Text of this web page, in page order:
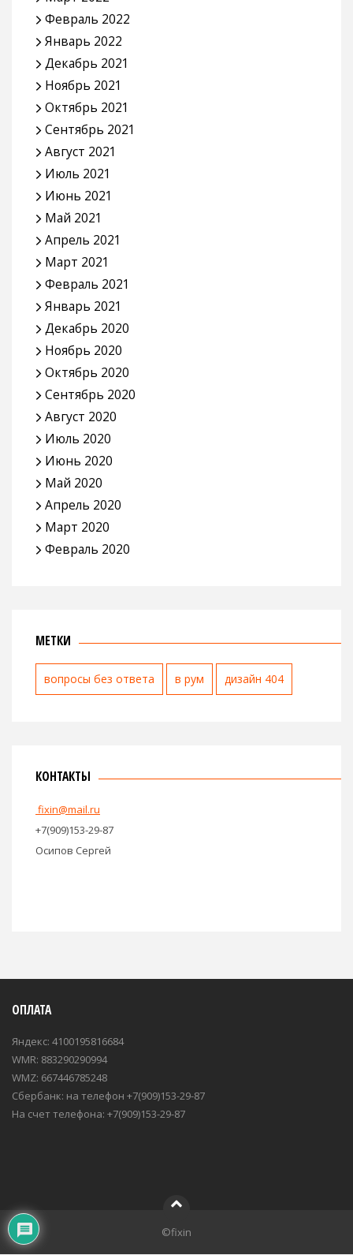
Февраль 2022
Январь 2022
Декабрь 2021
Ноябрь 2021
Октябрь 2021
Сентябрь 2021
Август 2021
Июль 2021
Июнь 2021
Май 2021
Апрель 2021
Март 2021
Февраль 2021
Январь 2021
Декабрь 2020
Ноябрь 2020
Октябрь 2020
Сентябрь 2020
Август 2020
Июль 2020
Июнь 2020
Май 2020
Апрель 2020
Март 2020
Февраль 2020
МЕТКИ
вопросы без ответа в рум дизайн 404
КОНТАКТЫ
fixin@mail.ru
+7(909)153-29-87
Осипов Сергей
ОПЛАТА
Яндекс: 4100195816684
WMR: 883290290994
WMZ: 667446785248
Сбербанк: на телефон +7(909)153-29-87
На счет телефона: +7(909)153-29-87
©fixin